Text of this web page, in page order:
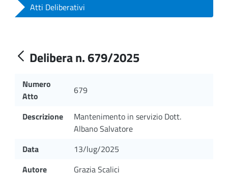
Atti Deliberativi
Delibera n. 679/2025
Numero
Atto
679
Descrizione
Mantenimento in servizio Dott.
Albano Salvatore
Data
13/lug/2025
Autore
Grazia Scalici